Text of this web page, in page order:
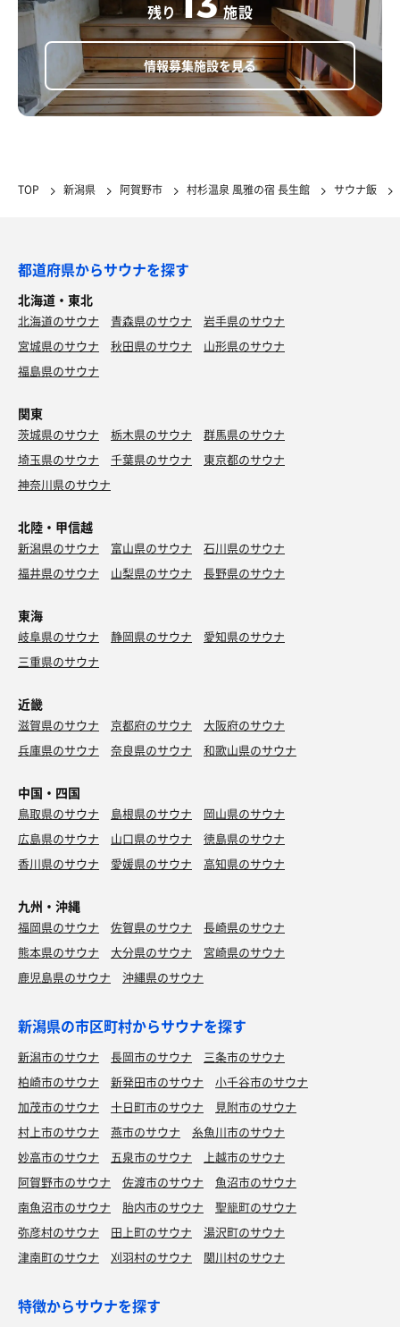
残り 施設
情報募集施設を見る
TOP 新潟県 阿賀野市 村杉温泉 風雅の宿 長生館 サウナ飯
都道府県からサウナを探す
北海道・東北
北海道のサウナ 青森県のサウナ
岩手県のサウナ
宮城県のサウナ
秋田県のサウナ
山形県のサウナ
福島県のサウナ
関東
茨城県のサウナ 栃木県のサウナ
群馬県のサウナ
埼玉県のサウナ
千葉県のサウナ
東京都のサウナ
神奈川県のサウナ
北陸・甲信越
新潟県のサウナ 富山県のサウナ
石川県のサウナ
福井県のサウナ
山梨県のサウナ 長野県のサウナ
東海
岐阜県のサウナ 静岡県のサウナ
愛知県のサウナ
三重県のサウナ
近畿
滋賀県のサウナ 京都府のサウナ
大阪府のサウナ
兵庫県のサウナ
奈良県のサウナ 和歌山県のサウナ
中国・四国
鳥取県のサウナ 島根県のサウナ
岡山県のサウナ
広島県のサウナ
山口県のサウナ
徳島県のサウナ
香川県のサウナ
愛媛県のサウナ 高知県のサウナ
九州・沖縄
福岡県のサウナ 佐賀県のサウナ
長崎県のサウナ
熊本県のサウナ
大分県のサウナ
宮崎県のサウナ
鹿児島県のサウナ
沖縄県のサウナ
新潟県の市区町村からサウナを探す
新潟市のサウナ 長岡市のサウナ
三条市のサウナ
柏崎市のサウナ
新発田市のサウナ
小千谷市のサウナ
加茂市のサウナ
十日町市のサウナ
見附市のサウナ
村上市のサウナ
燕市のサウナ
糸魚川市のサウナ
妙高市のサウナ
五泉市のサウナ
上越市のサウナ
阿賀野市のサウナ
佐渡市のサウナ
魚沼市のサウナ
南魚沼市のサウナ
胎内市のサウナ
聖籠町のサウナ
弥彦村のサウナ
田上町のサウナ
湯沢町のサウナ
津南町のサウナ
刈羽村のサウナ 関川村のサウナ
特徴からサウナを探す